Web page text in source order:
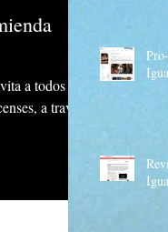
a todos los
a través